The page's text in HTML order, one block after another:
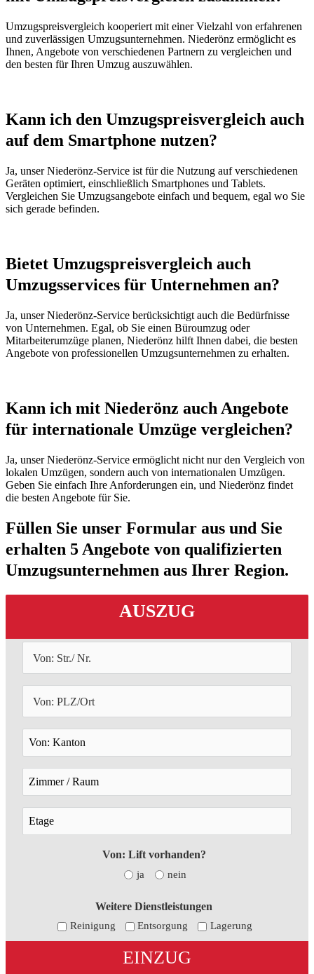
Umzugspreisvergleich kooperiert mit einer Vielzahl von erfahrenen
und zuverlässigen Umzugsunternehmen. Niederönz ermöglicht es
Ihnen, Angebote von verschiedenen Partnern zu vergleichen und
den besten für Ihren Umzug auszuwählen.
Kann ich den Umzugspreisvergleich auch
auf dem Smartphone nutzen?
Ja, unser Niederönz-Service ist für die Nutzung auf verschiedenen
Geräten optimiert, einschließlich Smartphones und Tablets.
Vergleichen Sie Umzugsangebote einfach und bequem, egal wo Sie
sich gerade befinden.
Bietet Umzugspreisvergleich auch
Umzugsservices für Unternehmen an?
Ja, unser Niederönz-Service berücksichtigt auch die Bedürfnisse
von Unternehmen. Egal, ob Sie einen Büroumzug oder
Mitarbeiterumzüge planen, Niederönz hilft Ihnen dabei, die besten
Angebote von professionellen Umzugsunternehmen zu erhalten.
Kann ich mit Niederönz auch Angebote
für internationale Umzüge vergleichen?
Ja, unser Niederönz-Service ermöglicht nicht nur den Vergleich von
lokalen Umzügen, sondern auch von internationalen Umzügen.
Geben Sie einfach Ihre Anforderungen ein, und Niederönz findet
die besten Angebote für Sie.
Füllen Sie unser Formular aus und Sie
erhalten 5 Angebote von qualifizierten
Umzugsunternehmen aus Ihrer Region.
AUSZUG
Von: Lift vorhanden?
ja
nein
Weitere Dienstleistungen
Reinigung
Entsorgung Lagerung
EINZUG